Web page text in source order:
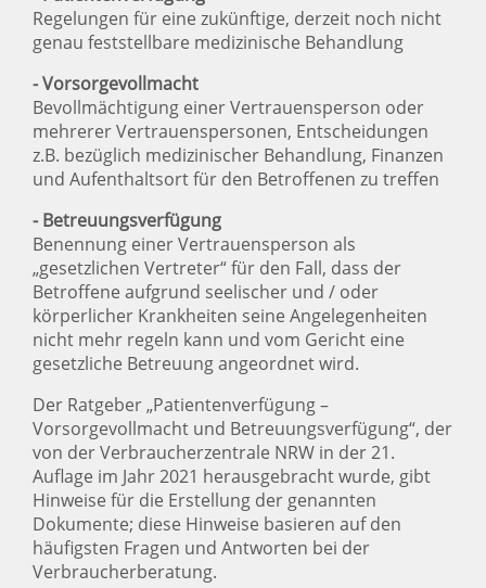
Regelungen für eine zukünftige, derzeit noch nicht
genau feststellbare medizinische Behandlung
- Vorsorgevollmacht
Bevollmächtigung einer Vertrauensperson oder
mehrerer Vertrauenspersonen, Entscheidungen
z.B. bezüglich medizinischer Behandlung, Finanzen
und Aufenthaltsort für den Betroffenen zu treffen
- Betreuungsverfügung
Benennung einer Vertrauensperson als
„gesetzlichen Vertreter“ für den Fall, dass der
Betroffene aufgrund seelischer und / oder
körperlicher Krankheiten seine Angelegenheiten
nicht mehr regeln kann und vom Gericht eine
gesetzliche Betreuung angeordnet wird.
Der Ratgeber „Patientenverfügung –
Vorsorgevollmacht und Betreuungsverfügung“, der
von der Verbraucherzentrale NRW in der 21.
Auflage im Jahr 2021 herausgebracht wurde, gibt
Hinweise für die Erstellung der genannten
Dokumente; diese Hinweise basieren auf den
häufigsten Fragen und Antworten bei der
Verbraucherberatung.